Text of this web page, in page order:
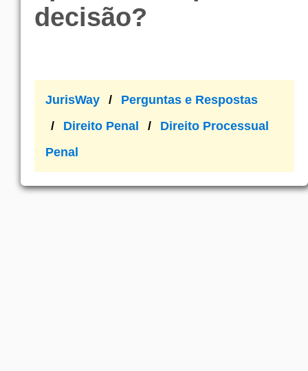
decisão?
JurisWay
Perguntas e Respostas
Direito Penal
Direito Processual
Penal